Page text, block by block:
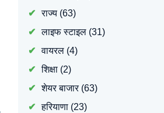
राज्य(63)
लाइफ स्टाइल(31)
वायरल(4)
शिक्षा(2)
शेयर बाजार(63)
हरियाणा(23)